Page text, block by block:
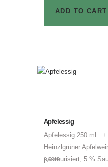
Kohlenhydrate
ADD TO CART
Apfelessig
Apfelessig 250 ml +
Heinzlgrüner
pasteurisiert, 5 %
2,50€